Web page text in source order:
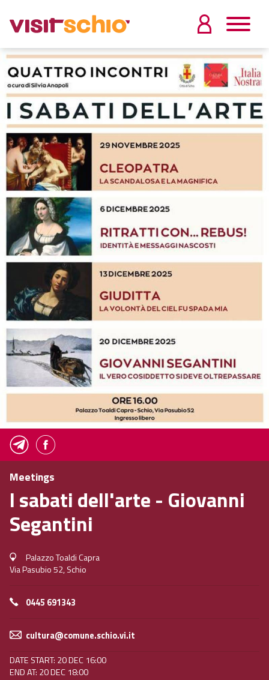
Meetings
I sabati dell'arte - Giovanni
Segantini
Palazzo Toaldi Capra
Via Pasubio 52, Schio
0445 691343
cultura@comune.schio.vi.it
DATE START: 20 DEC 16:00
END AT: 20 DEC 18:00